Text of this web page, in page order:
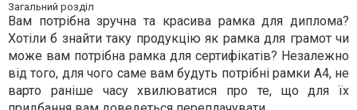
Загальний розділ
Вам потрібна зручна та красива рамка для диплома?
Хотіли б знайти таку продукцію як рамка для грамот чи
може вам потрібна рамка для сертифікатів? Незалежно
від того, для чого саме вам будуть потрібні рамки А4, не
варто раніше часу хвилюватися про те, що для їх